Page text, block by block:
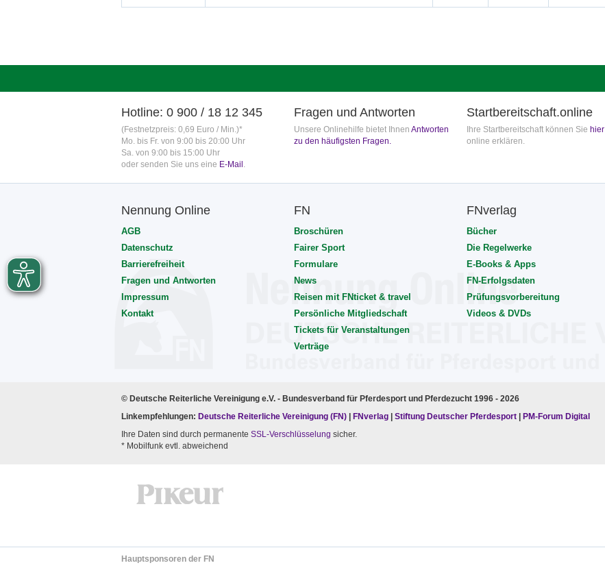
Hotline: 0 900 / 18 12 345
(Festnetzpreis: 0,69 Euro / Min.)*
Mo. bis Fr. von 9:00 bis 20:00 Uhr
Sa. von 9:00 bis 15:00 Uhr
oder senden Sie uns eine E-Mail .
Fragen und Antworten
Unsere Onlinehilfe bietet Ihnen Antworten
zu den häufigsten Fragen.
Startbereitschaft.online
Ihre Startbereitschaft können Sie hier
online erklären.
Nennung Online
AGB
Datenschutz
Barrierefreiheit
Fragen und Antworten
Impressum
Kontakt
FN
Broschüren
Fairer Sport
Formulare
News
Reisen mit FNticket & travel
Persönliche Mitgliedschaft
Tickets für Veranstaltungen
Verträge
FNverlag
Bücher
Die Regelwerke
E-Books & Apps
FN-Erfolgsdaten
Prüfungsvorbereitung
Videos & DVDs
© Deutsche Reiterliche Vereinigung e.V. - Bundesverband für Pferdesport und Pferdezucht 1996 - 2026
Linkempfehlungen: Deutsche Reiterliche Vereinigung (FN) FNverlag Stiftung Deutscher Pferdesport
PM-Forum Digital
Ihre Daten sind durch permanente SSL-Verschlüsselung sicher.
* Mobilfunk evtl. abweichend
Hauptsponsoren der FN